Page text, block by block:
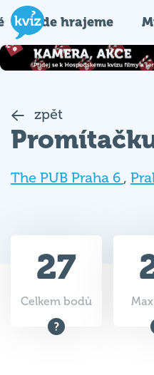
Kde hrajeme
zpět
The PUB Praha 6 ,
27
Celkem bodů